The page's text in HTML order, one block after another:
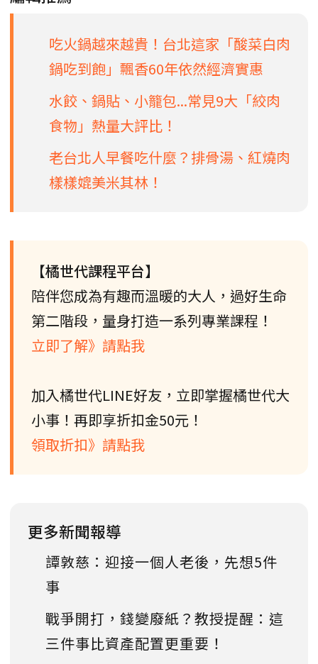
吃火鍋越來越貴！台北這家「酸菜白肉
鍋吃到飽」飄香60年依然經濟實惠
水餃、鍋貼、小籠包...常見9大「絞肉
食物」熱量大評比！
老台北人早餐吃什麼？排骨湯、紅燒肉
樣樣媲美米其林！
【橘世代課程平台】
陪伴您成為有趣而溫暖的大人，過好生命
第二階段，量身打造一系列專業課程！
立即了解》請點我
加入橘世代LINE好友，立即掌握橘世代大
小事！再即享折扣金50元！
領取折扣》請點我
更多新聞報導
譚敦慈：迎接一個人老後，先想5件
事
戰爭開打，錢變廢紙？教授提醒：這
三件事比資產配置更重要！